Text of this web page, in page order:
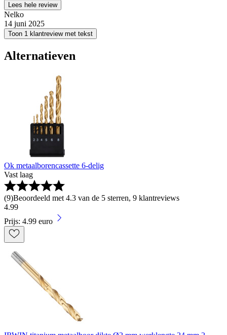
Lees hele review
Nelko
14 juni 2025
Toon 1 klantreview met tekst
Alternatieven
Ok metaalborencassette 6-delig
Vast laag
(9)Beoordeeld met 4.3 van de 5 sterren, 9 klantreviews
4.99
Prijs: 4.99 euro